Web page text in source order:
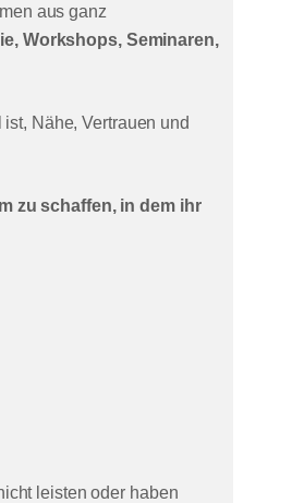
aus ganz
Workshops, Seminaren,
Nähe, Vertrauen und
zu schaffen, in dem ihr
leisten oder haben